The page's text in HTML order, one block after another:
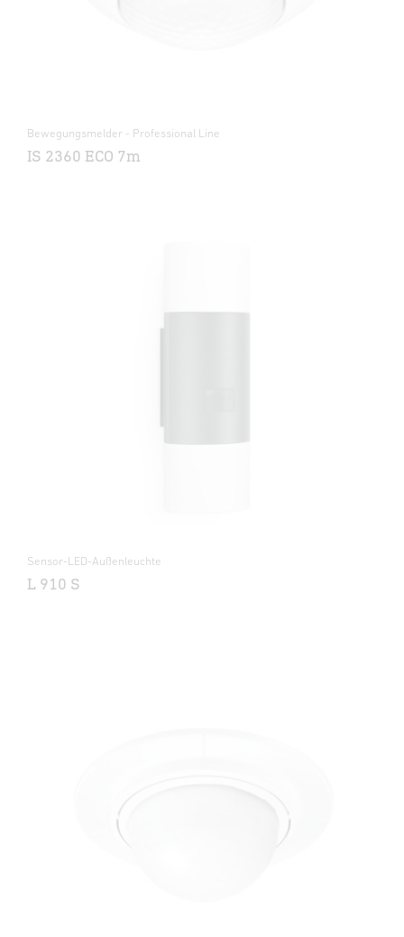
Bewegungsmelder - Professional Line
IS 2360 ECO 7m
Sensor-LED-Außenleuchte
L 910 S